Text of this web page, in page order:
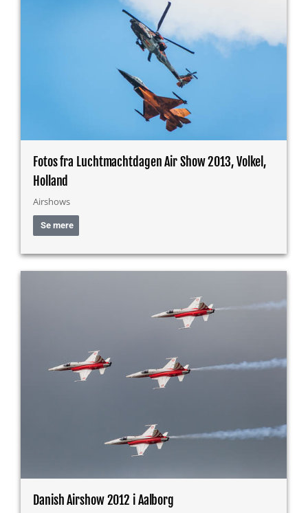
Fotos fra Luchtmachtdagen Air Show 2013, Volkel,
Holland
Airshows
Se mere
Danish Airshow 2012 i Aalborg